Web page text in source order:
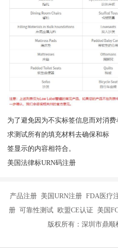
为了避免因为不实标签信息而对消
求测试所有的填充材料去确保和标
签显示的内容相符合。
美国法律标URN码注册
产品注册 美国URN注册 FDA医疗
册 可靠性测试 欧盟CE认证 美国
版权所有：深圳市鼎顺